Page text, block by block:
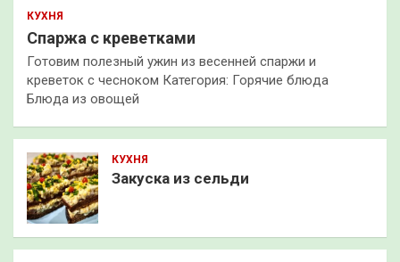
КУХНЯ
Спаржа с креветками
Готовим полезный ужин из весенней спаржи и
креветок с чесноком Категория: Горячие блюда
Блюда из овощей
КУХНЯ
Закуска из сельди